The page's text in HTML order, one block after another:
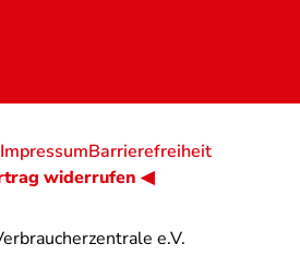
e.V.
ImpressumBarrierefreiheit
widerrufen ◀